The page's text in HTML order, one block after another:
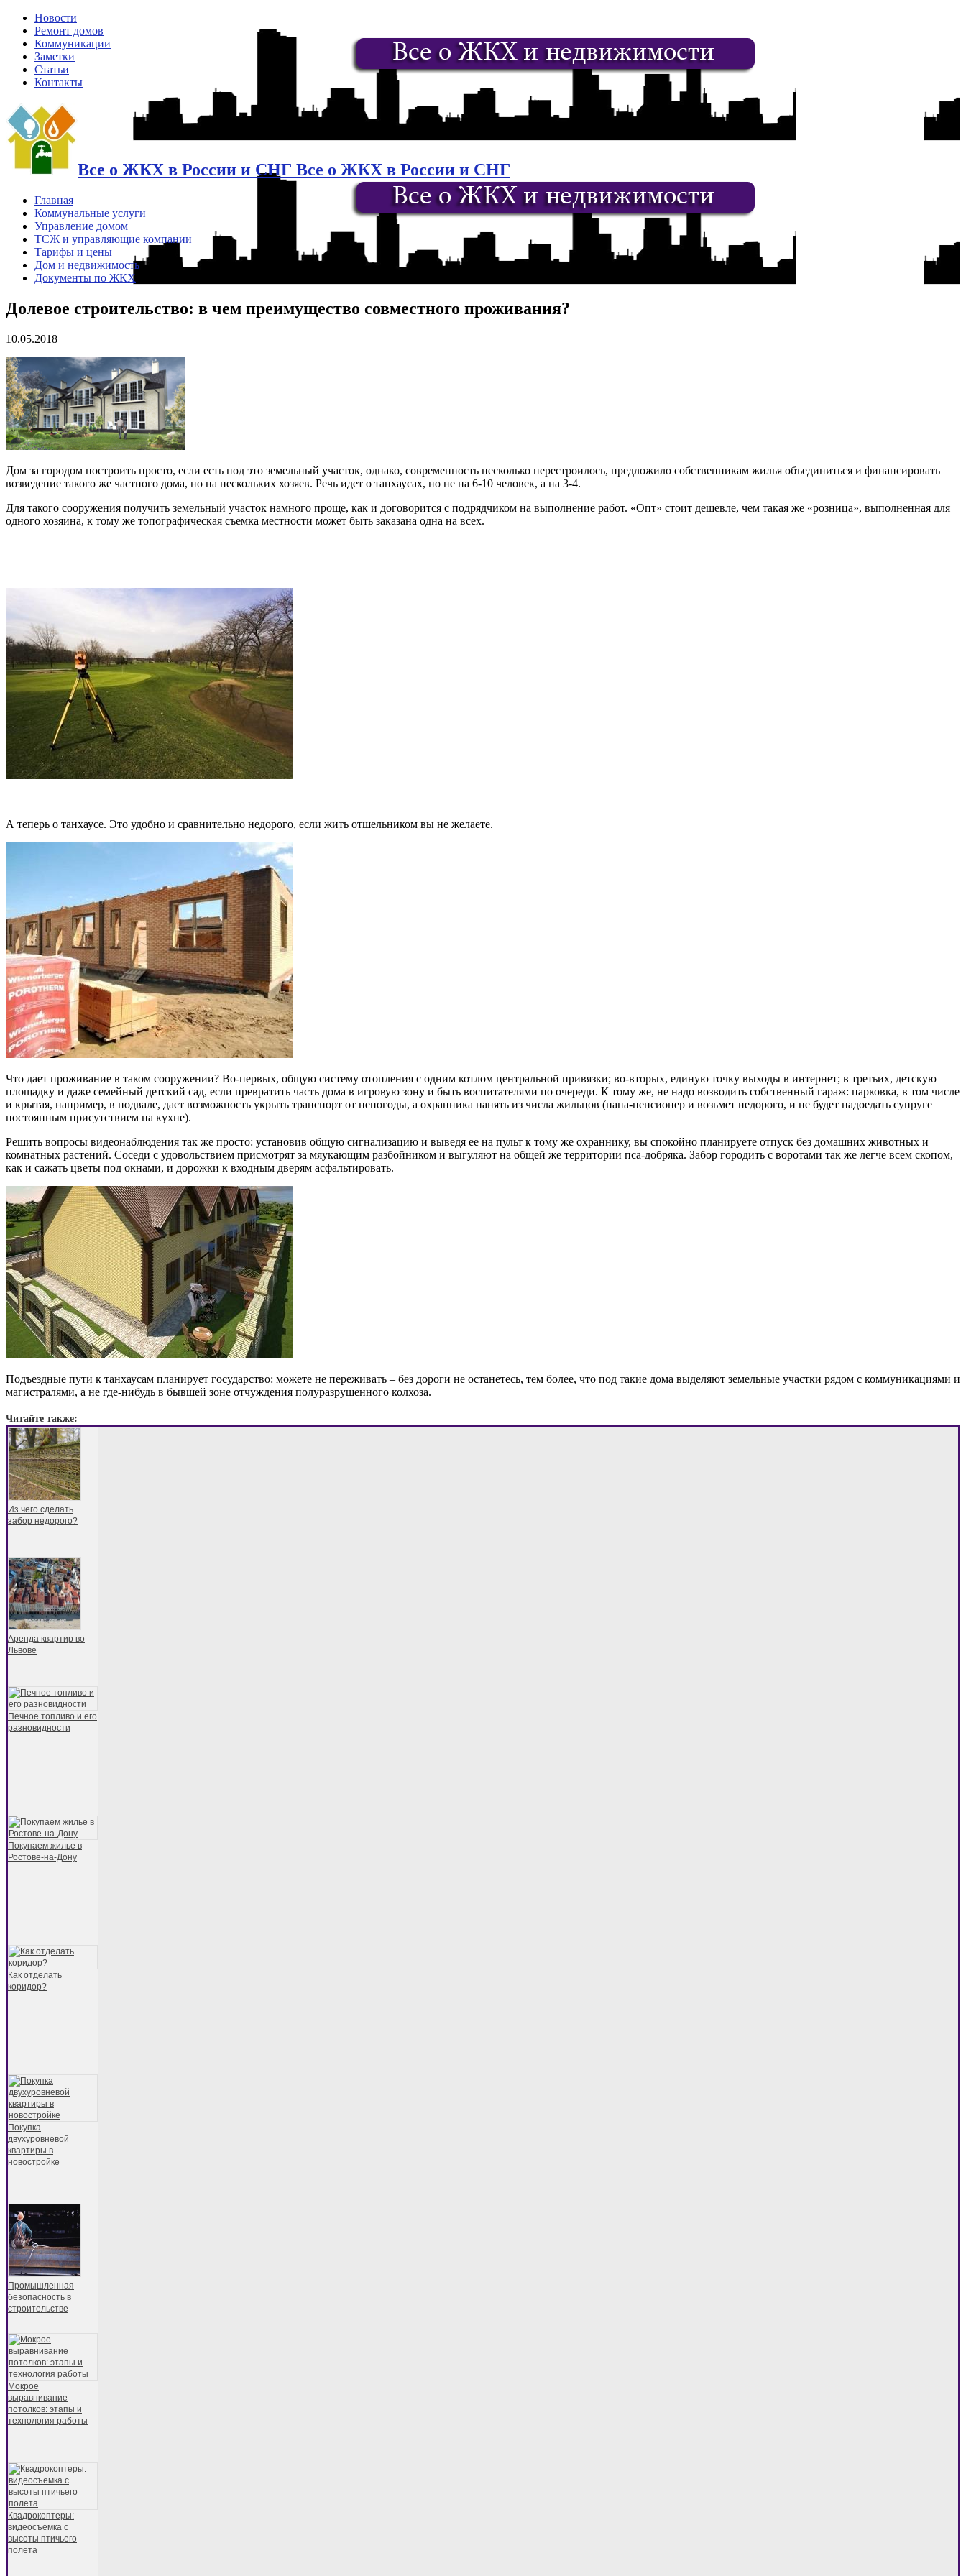
Новости
Ремонт домов
Коммуникации
Заметки
Статьи
Контакты
Все о ЖКХ в России и СНГ Все о ЖКХ в России и СНГ
Главная
Коммунальные услуги
Управление домом
ТСЖ и управляющие компании
Тарифы и цены
Дом и недвижимость
Документы по ЖКХ
Долевое строительство: в чем преимущество совместного проживания?
10.05.2018
Дом за городом построить просто, если есть под это земельный участок, однако, современность несколько перестроилось, предложило собственникам жилья объединиться и финансировать
возведение такого же частного дома, но на нескольких хозяев. Речь идет о танхаусах, но не на 6-10 человек, а на 3-4.
Для такого сооружения получить земельный участок намного проще, как и договорится с подрядчиком на выполнение работ. «Опт» стоит дешевле, чем такая же «розница», выполненная для
одного хозяина, к тому же топографическая съемка местности может быть заказана одна на всех.
А теперь о танхаусе. Это удобно и сравнительно недорого, если жить отшельником вы не желаете.
Что дает проживание в таком сооружении? Во-первых, общую систему отопления с одним котлом центральной привязки; во-вторых, единую точку выходы в интернет; в третьих, детскую
площадку и даже семейный детский сад, если превратить часть дома в игровую зону и быть воспитателями по очереди. К тому же, не надо возводить собственный гараж: парковка, в том числе
и крытая, например, в подвале, дает возможность укрыть транспорт от непогоды, а охранника нанять из числа жильцов (папа-пенсионер и возьмет недорого, и не будет надоедать супруге
постоянным присутствием на кухне).
Решить вопросы видеонаблюдения так же просто: установив общую сигнализацию и выведя ее на пульт к тому же охраннику, вы спокойно планируете отпуск без домашних животных и
комнатных растений. Соседи с удовольствием присмотрят за мяукающим разбойником и выгуляют на общей же территории пса-добряка. Забор городить с воротами так же легче всем скопом,
как и сажать цветы под окнами, и дорожки к входным дверям асфальтировать.
Подъездные пути к танхаусам планирует государство: можете не переживать – без дороги не останетесь, тем более, что под такие дома выделяют земельные участки рядом с коммуникациями и
магистралями, а не где-нибудь в бывшей зоне отчуждения полуразрушенного колхоза.
Читайте также:
Из чего сделать
забор недорого?
Аренда квартир во
Львове
Печное топливо и его
разновидности
Покупаем жилье в
Ростове-на-Дону
Как отделать
коридор?
Покупка
двухуровневой
квартиры в
новостройке
Промышленная
безопасность в
строительстве
Мокрое
выравнивание
потолков: этапы и
технология работы
Квадрокоптеры:
видеосъемка с
высоты птичьего
полета